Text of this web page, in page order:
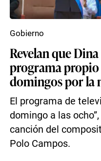
Revelan que
programa propio
domingos por la
El programa de
domingo a las
canción del
Polo Campos.
Gobierno